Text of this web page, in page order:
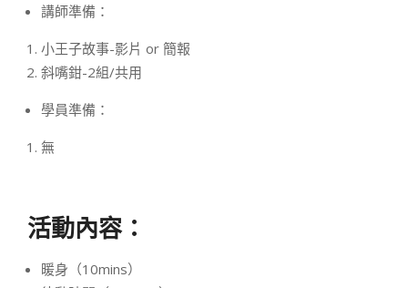
講師準備：
小王子故事-影片 or 簡報
斜嘴鉗-2組/共用
學員準備：
無
活動內容：
暖身（10mins）